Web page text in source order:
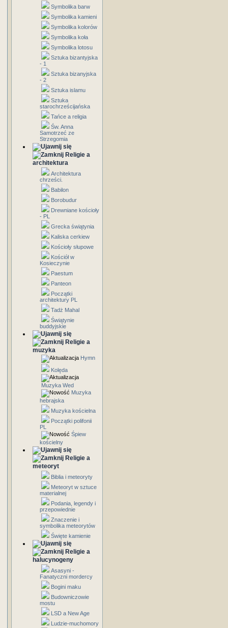
Symbolika barw
Symbolika kamieni
Symbolika kolorów
Symbolika koła
Symbolika lotosu
Sztuka bizantyjska
- 1
Sztuka bizanyjska
- 2
Sztuka islamu
Sztuka
starochrześcijańska
Tańce a religia
Św. Anna
Samotrzeć ze
Strzegomia
Religie a
architektura
Architektura
chrześci.
Babilon
Borobudur
Drewniane kościoły
- PL
Grecka świątynia
Kaliska cerkiew
Kościoły słupowe
Kościół w
Kosieczynie
Paestum
Panteon
Początki
architektury PL
Tadż Mahal
Świątynie
buddyjskie
Religie a
muzyka
Hymn
Kolęda
Muzyka Wed
Muzyka
hebrajska
Muzyka kościelna
Początki polifonii
PL
Śpiew
kościelny
Religie a
meteoryt
Biblia i meteoryty
Meteoryt w sztuce
materialnej
Podania, legendy i
przepowiednie
Znaczenie i
symbolika meteorytów
Święte kamienie
Religie a
halucynogeny
Asasyni -
Fanatyczni mordercy
Bogini maku
Budowniczowie
mostu
LSD a New Age
Ludzie-muchomory